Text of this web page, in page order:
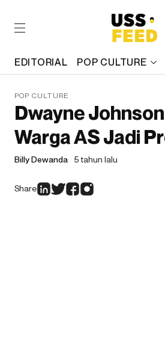
EDITORIAL POP CULTURE
POP CULTURE
Dwayne
Warga AS Jadi
Billy Dewanda 5 tahun lalu
Share